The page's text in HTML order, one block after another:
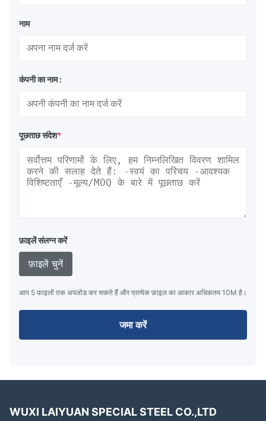
नाम
कंपनी का नाम :
पूछताछ संदेश*
फ़ाइलें संलग्न करें
फ़ाइलें चुनें
आप 5 फ़ाइलों तक अपलोड कर सकते हैं और प्रत्येक फ़ाइल का आकार अधिकतम 10M है।
जमा करें
WUXI LAIYUAN SPECIAL STEEL CO.,LTD